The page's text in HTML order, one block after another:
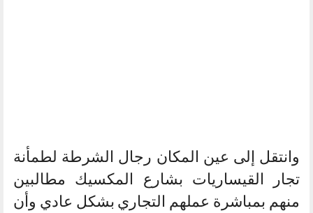
وانتقل إلى عين المكان رجال الشرطة لطمأنة
تجار القيساريات بشارع المكسيك مطالبين
منهم بمباشرة عملهم التجاري بشكل عادي وأن